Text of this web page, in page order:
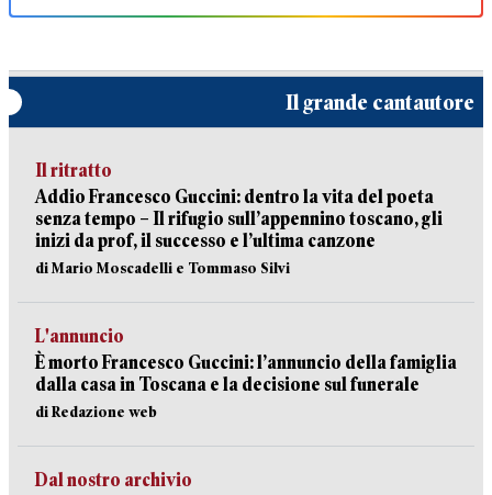
Il grande cantautore
Il ritratto
Addio Francesco Guccini: dentro la vita del poeta
senza tempo – Il rifugio sull’appennino toscano, gli
inizi da prof, il successo e l’ultima canzone
di Mario Moscadelli e Tommaso Silvi
L'annuncio
È morto Francesco Guccini: l’annuncio della famiglia
dalla casa in Toscana e la decisione sul funerale
di Redazione web
Dal nostro archivio